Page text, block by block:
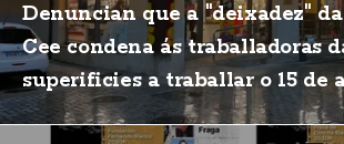
Denuncian que a "deixadez"
Cee condena ás traballadoras
superificies a traballar o 15 de